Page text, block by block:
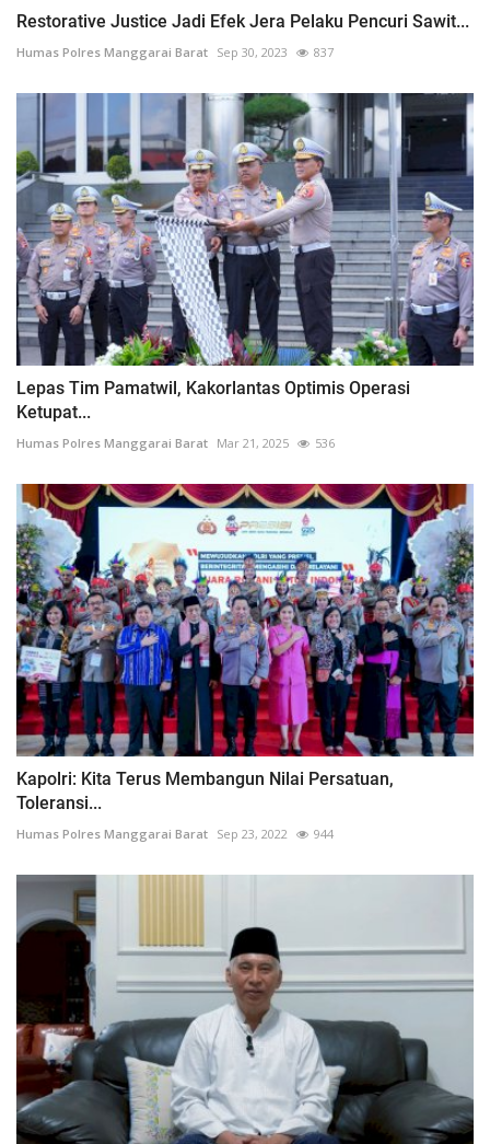
Restorative Justice Jadi Efek Jera Pelaku Pencuri Sawit...
Humas Polres Manggarai Barat Sep 30, 2023 837
Lepas Tim Pamatwil, Kakorlantas Optimis Operasi
Ketupat...
Humas Polres Manggarai Barat Mar 21, 2025 536
Kapolri: Kita Terus Membangun Nilai Persatuan,
Toleransi...
Humas Polres Manggarai Barat Sep 23, 2022 944